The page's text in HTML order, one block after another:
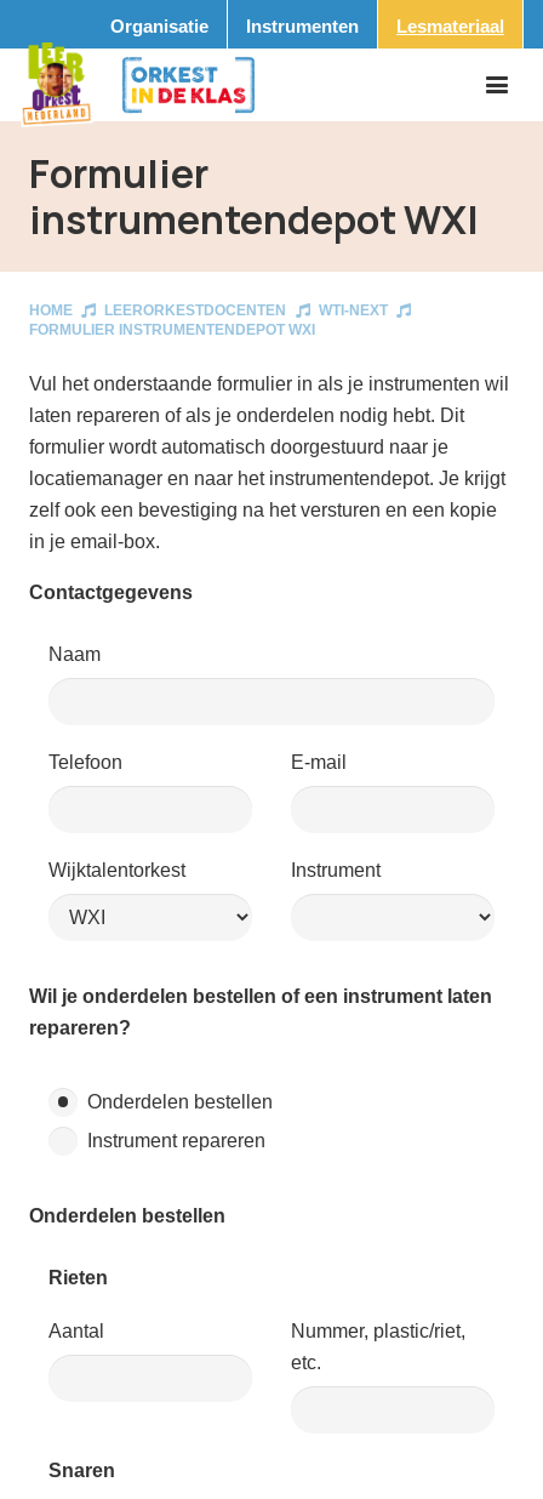
Organisatie Instrumenten Lesmateriaal
Formulier
instrumentendepot WXI
HOME LEERORKESTDOCENTEN
WTI-NEXT
FORMULIER INSTRUMENTENDEPOT WXI
Vul het onderstaande formulier in als je instrumenten wil
laten repareren of als je onderdelen nodig hebt. Dit
formulier wordt automatisch doorgestuurd naar je
locatiemanager en naar het instrumentendepot. Je krijgt
zelf ook een bevestiging na het versturen en een kopie
in je email-box.
Contactgegevens
Naam
Telefoon E-mail
Wijktalentorkest Instrument
Wil je onderdelen bestellen of een instrument laten
repareren?
Onderdelen bestellen
Instrument repareren
Onderdelen bestellen
Rieten
Aantal
Nummer, plastic/riet,
etc.
Snaren